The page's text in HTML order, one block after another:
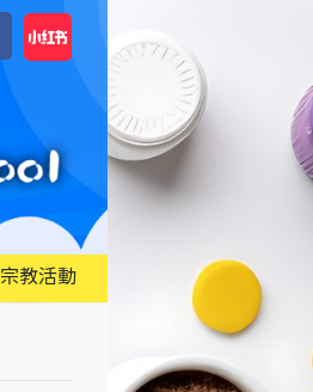
Facebook
自
訂
宗教活動